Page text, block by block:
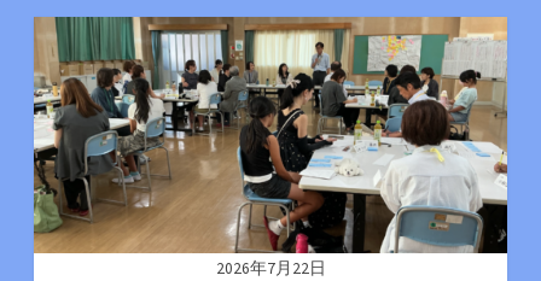
ゴ
リ
ー
2026年7月22日